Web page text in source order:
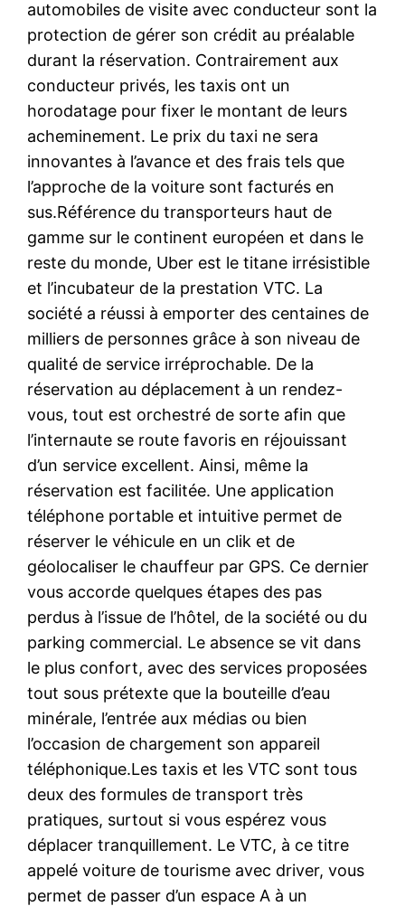
automobiles de visite avec conducteur sont la
protection de gérer son crédit au préalable
durant la réservation. Contrairement aux
conducteur privés, les taxis ont un
horodatage pour fixer le montant de leurs
acheminement. Le prix du taxi ne sera
innovantes à l’avance et des frais tels que
l’approche de la voiture sont facturés en
sus.Référence du transporteurs haut de
gamme sur le continent européen et dans le
reste du monde, Uber est le titane irrésistible
et l’incubateur de la prestation VTC. La
société a réussi à emporter des centaines de
milliers de personnes grâce à son niveau de
qualité de service irréprochable. De la
réservation au déplacement à un rendez-
vous, tout est orchestré de sorte afin que
l’internaute se route favoris en réjouissant
d’un service excellent. Ainsi, même la
réservation est facilitée. Une application
téléphone portable et intuitive permet de
réserver le véhicule en un clik et de
géolocaliser le chauffeur par GPS. Ce dernier
vous accorde quelques étapes des pas
perdus à l’issue de l’hôtel, de la société ou du
parking commercial. Le absence se vit dans
le plus confort, avec des services proposées
tout sous prétexte que la bouteille d’eau
minérale, l’entrée aux médias ou bien
l’occasion de chargement son appareil
téléphonique.Les taxis et les VTC sont tous
deux des formules de transport très
pratiques, surtout si vous espérez vous
déplacer tranquillement. Le VTC, à ce titre
appelé voiture de tourisme avec driver, vous
permet de passer d’un espace A à un